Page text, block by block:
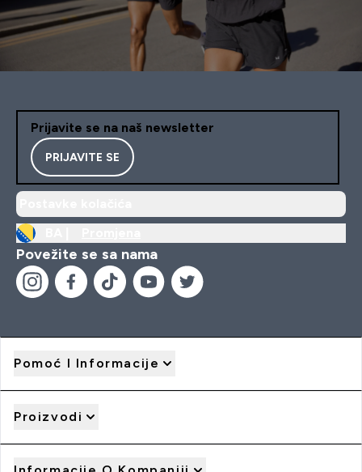
Prijavite se na naš newsletter
PRIJAVITE SE
Povežite se sa nama
Pomoć I Informacije
Proizvodi